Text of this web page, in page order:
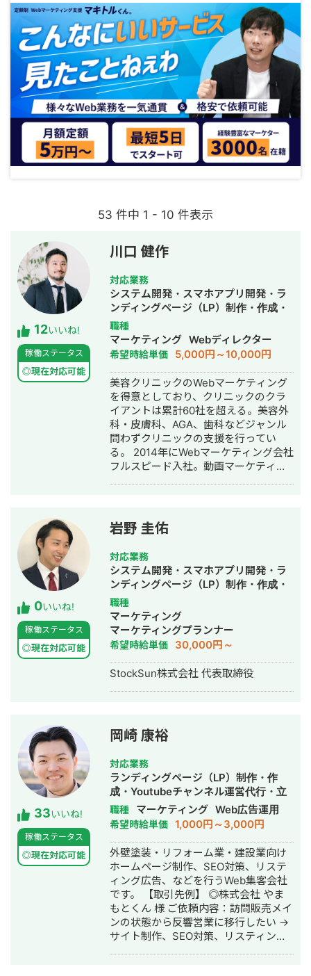
53 件中 1 - 10 件表示
12いいね!
稼働ステータス
◎現在対応可能
川口 健作
対応業務
システム開発・スマホアプリ開発・ラ
ンディングページ（LP）制作・作成・
Youtubeチャンネル運営代行・立ち上
げ・ECサイト構築・ネットショップ作
成代行・SEO対策・新規事業立上・
SNS運用代行・記事作成代行・ライテ
ィング・ホームページ制作・作成・バ
ナー制作・デザイン・ロゴデザイン・
作成・リスティング広告運用代行・オ
ウンドメディア制作・構築・運用代
行・動画制作・動画編集・営業代行
職種
マーケティング Webディレクター
希望時給単価 5,000円～10,000円
美容クリニックのWebマーケティング
を得意としており、クリニックのクラ
イアントは累計60社を超える。美容外
科・皮膚科、AGA、歯科などジャンル
問わずクリニックの支援を行ってい
る。 2014年にWebマーケティング会社
フルスピード入社。動画マーケティン
独立。 独立後はフリーランスとなり、
フロントエンドエンジニア兼総合Web
マーケターとして活動。現在はWebコ
ンサルティング会社を創設し、法人と
してStockSunに参画。
0いいね!
稼働ステータス
◎現在対応可能
岩野 圭佑
対応業務
システム開発・スマホアプリ開発・ラ
ンディングページ（LP）制作・作成・
Youtubeチャンネル運営代行・立ち上
げ・ECサイト構築・ネットショップ作
成代行・SEO対策・新規事業立上・
SNS運用代行・ホームページ制作・作
成・リスティング広告運用代行・動画
制作・動画編集
職種
マーケティング
マーケティングプランナー
希望時給単価 30,000円～
StockSun株式会社 代表取締役
33いいね!
稼働ステータス
◎現在対応可能
岡崎 康裕
対応業務
ランディングページ（LP）制作・作
成・Youtubeチャンネル運営代行・立
ち上げ・SEO対策・新規事業立上・
SNS運用代行・記事作成代行・ライテ
ィング・ホームページ制作・作成・バ
ナー制作・デザイン・リスティング広
告運用代行・オウンドメディア制作・
構築・運用代行・動画制作・動画編集
職種 マーケティング Web広告運用
希望時給単価 1,000円～3,000円
外壁塗装・リフォーム業・建設業向け
ホームページ制作、SEO対策、リステ
ィング広告、などを行うWeb集客会社
です。 【取引先例】 ◎株式会社 やま
もとくん 様 ご依頼内容：訪問販売メイ
ンの状態から反響営業に移行したい →
サイト制作、SEO対策、リスティング